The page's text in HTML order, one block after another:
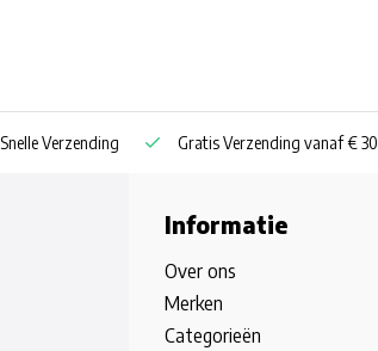
Snelle Verzending Gratis Verzending vanaf € 30
Informatie
Over ons
Merken
Categorieën